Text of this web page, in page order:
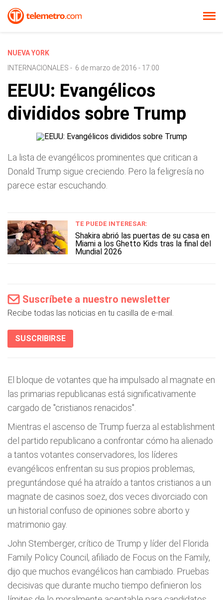
NUEVA YORK
INTERNACIONALES - 6 de marzo de 2016 - 17:00
EEUU: Evangélicos
divididos sobre Trump
La lista de evangélicos prominentes que critican a
Donald Trump sigue creciendo. Pero la feligresía no
parece estar escuchando.
TE PUEDE INTERESAR:
Shakira abrió las puertas de su casa en
Miami a los Ghetto Kids tras la final del
Mundial 2026
Suscríbete a nuestro newsletter
Recibe todas las noticias en tu casilla de e-mail.
SUSCRIBIRSE
El bloque de votantes que ha impulsado al magnate en
las primarias republicanas está significativamente
cargado de "cristianos renacidos".
Mientras el ascenso de Trump fuerza al establishment
del partido republicano a confrontar cómo ha alienado
a tantos votantes conservadores, los líderes
evangélicos enfrentan su sus propios problemas,
preguntándose qué ha atraído a tantos cristianos a un
magnate de casinos soez, dos veces divorciado con
un historial confuso de opiniones sobre aborto y
matrimonio gay.
John Stemberger, crítico de Trump y líder del Florida
Family Policy Council, afiliado de Focus on the Family,
dijo que muchos evangélicos han cambiado. Pruebas
decisivas que durante mucho tiempo definieron los